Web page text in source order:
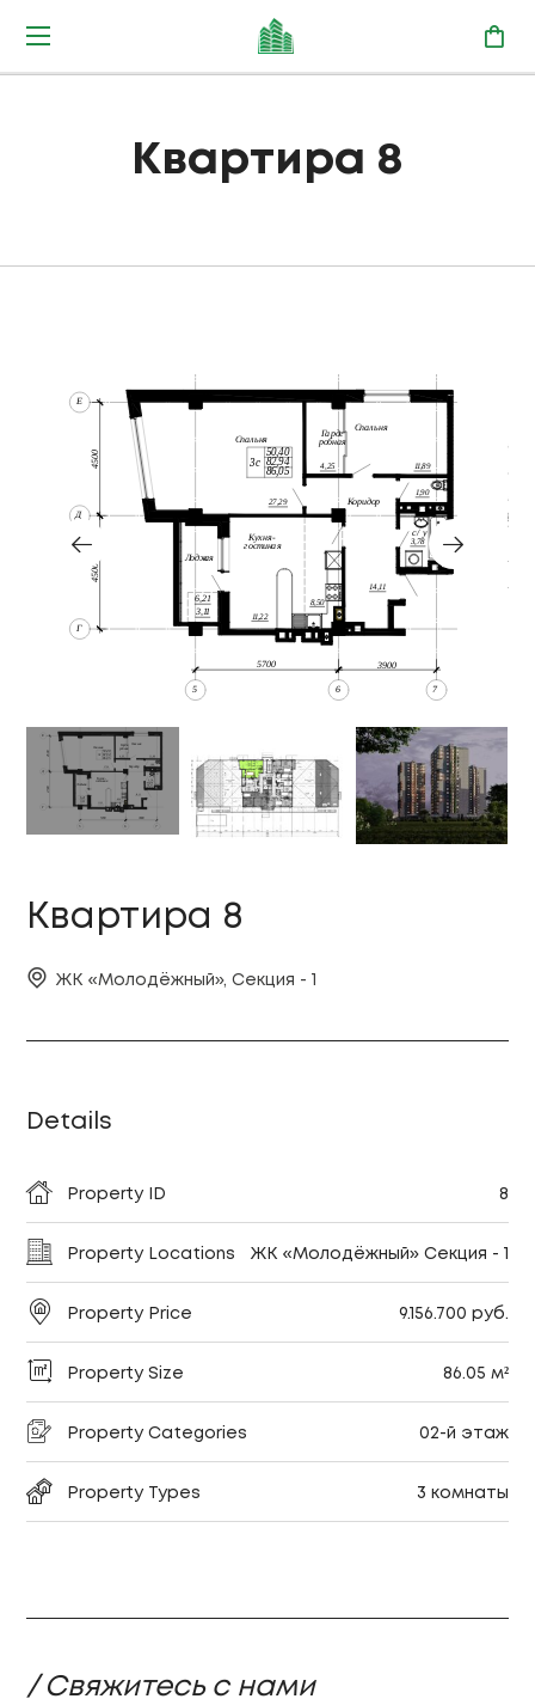
Квартира 8
Квартира 8
ЖК «Молодёжный», Секция - 1
Details
Property ID 8
Property Locations ЖК «Молодёжный» Секция - 1
Property Price 9.156.700 руб.
Property Size 86.05 м²
Property Categories 02-й этаж
Property Types 3 комнаты
/ Свяжитесь с нами